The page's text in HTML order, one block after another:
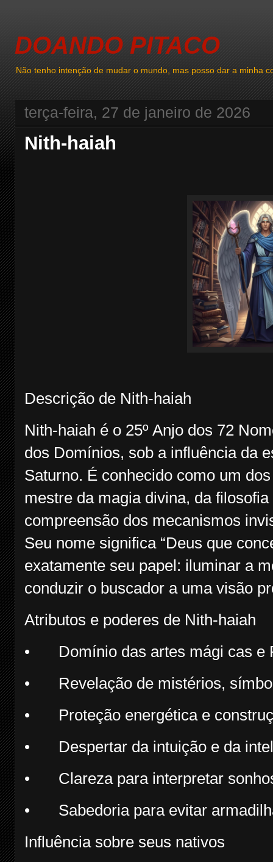
DOANDO PITACO
Não tenho intenção de mudar o mundo, mas posso dar a minha
terça-feira, 27 de janeiro de 2026
Nith-haiah
Descrição de Nith-haiah
Nith-haiah é o 25º Anjo dos 72
dos Domínios, sob a influência da
Saturno. É conhecido como um
mestre da magia divina, da
compreensão dos mecanismos
Seu nome significa “Deus que
exatamente seu papel: iluminar a
conduzir o buscador a uma visão
Atributos e poderes de Nith-haiah
•
Domínio das artes mági cas
•
Revelação de mistérios,
•
Proteção energética e
•
Despertar da intuição e da
•
Clareza para interpretar
•
Sabedoria para evitar
Influência sobre seus nativos